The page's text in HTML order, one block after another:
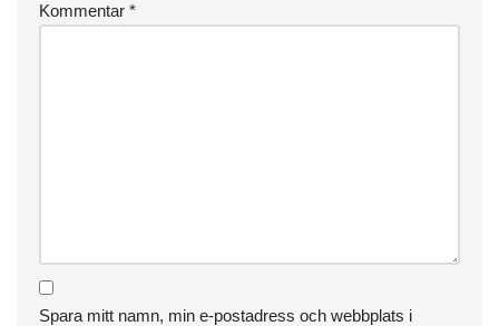
Kommentar *
Spara mitt namn, min e-postadress och webbplats i